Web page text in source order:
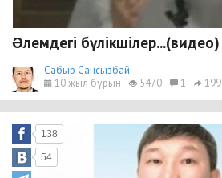
Əлемдегі бүлікшілер...(видео)
Сабыр Сансызбай
10 жыл бұрын
5470 1 199
138
54